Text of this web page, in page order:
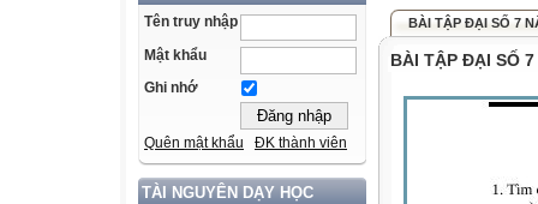
Tên truy nhập
Mật khẩu
Ghi nhớ
Quên mật khẩu ĐK thành viên
TÀI NGUYÊN DẠY HỌC
BÀI TẬP ĐẠI SỐ 7
BÀI TẬP ĐẠI SỐ